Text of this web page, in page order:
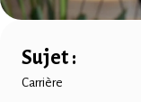
Sujet :
Carrière